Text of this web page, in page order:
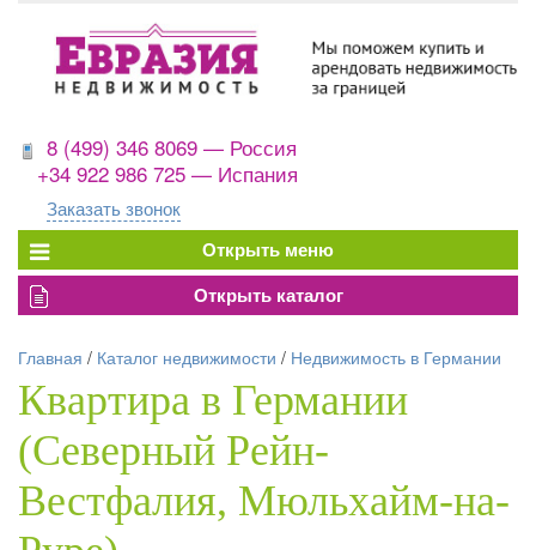
8 (499) 346 8069 — Россия
+34 922 986 725 — Испания
Заказать звонок
Главная / Каталог недвижимости / Недвижимость в Германии
Квартира в Германии
(Северный Рейн-
Вестфалия, Мюльхайм-на-